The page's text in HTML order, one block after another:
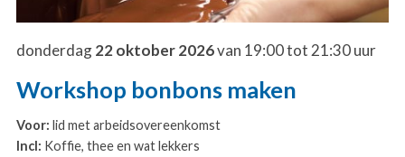
donderdag22 oktober 2026van 19:00 tot 21:30 uur
Workshop bonbons maken
Voor: lid met arbeidsovereenkomst
Incl: Koffie, thee en wat lekkers